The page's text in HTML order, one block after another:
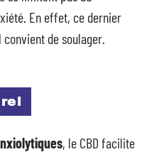
En effet, ce dernier
convient de soulager.
, le CBD facilite